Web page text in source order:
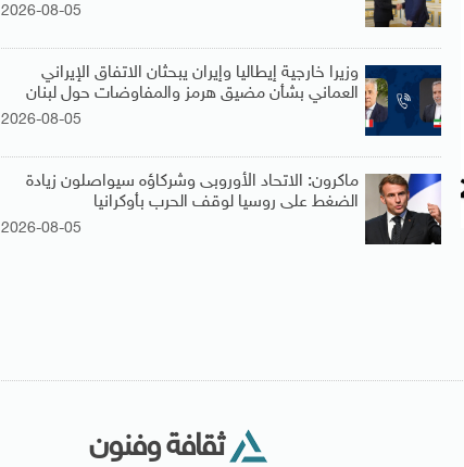
2026-08-05
وزيرا خارجية إيطاليا وإيران يبحثان الاتفاق الإيراني
العماني بشأن مضيق هرمز والمفاوضات حول لبنان
2026-08-05
ماكرون: الاتحاد الأوروبى وشركاؤه سيواصلون زيادة
الضغط على روسيا لوقف الحرب بأوكرانيا
2026-08-05
ثقافة وفنون